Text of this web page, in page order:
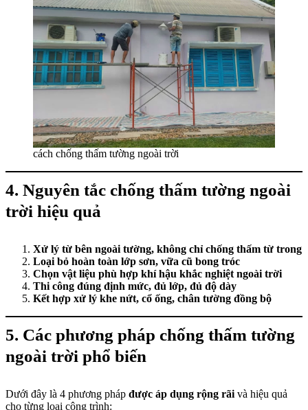
cách chống thấm tường ngoài trời
4. Nguyên tắc chống thấm tường ngoài
trời hiệu quả
Xử lý từ bên ngoài tường, không chỉ chống thấm từ trong
Loại bỏ hoàn toàn lớp sơn, vữa cũ bong tróc
Chọn vật liệu phù hợp khí hậu khắc nghiệt ngoài trời
Thi công đúng định mức, đủ lớp, đủ độ dày
Kết hợp xử lý khe nứt, cổ ống, chân tường đồng bộ
5. Các phương pháp chống thấm tường
ngoài trời phổ biến
Dưới đây là 4 phương pháp được áp dụng rộng rãi và hiệu quả
cho từng loại công trình: